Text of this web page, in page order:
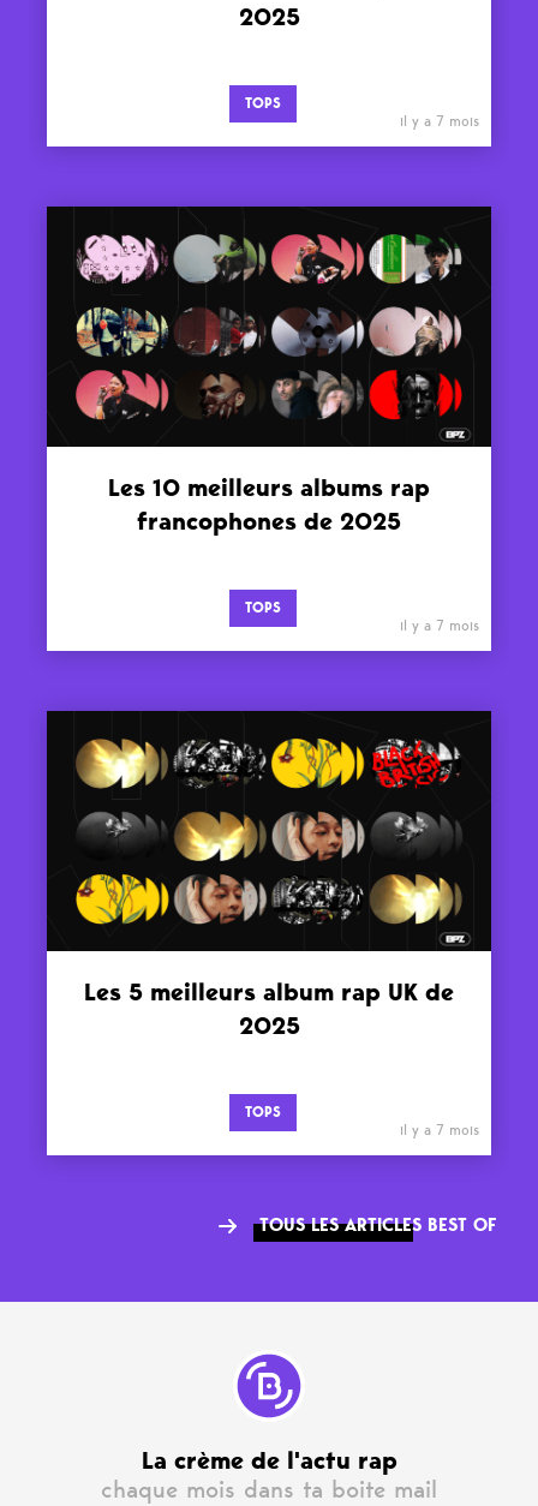
2025
TOPS
il y a 7 mois
Les 10 meilleurs albums rap
francophones de 2025
TOPS
il y a 7 mois
Les 5 meilleurs album rap UK de
2025
TOPS
il y a 7 mois
TOUS LES ARTICLES BEST OF
La crème de l'actu rap
chaque mois dans ta boite mail